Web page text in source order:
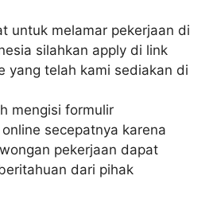
untuk melamar pekerjaan di
silahkan apply di link
yang telah kami sediakan di
mengisi formulir
secepatnya karena
pekerjaan dapat
dari pihak